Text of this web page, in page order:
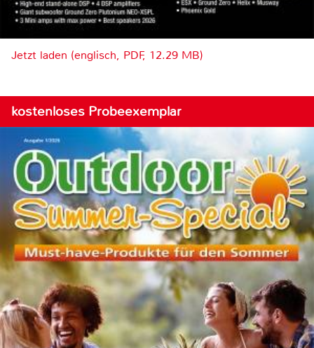
Jetzt laden (englisch, PDF, 12.29 MB)
kostenloses Probeexemplar